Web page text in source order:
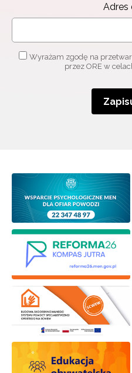
Adres
Wyrażam zgodę na
przez ORE w